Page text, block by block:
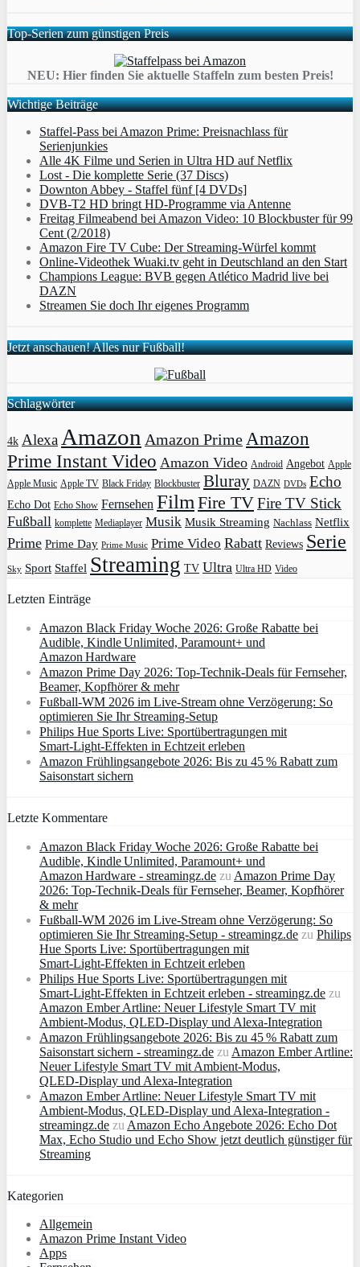
Top-Serien zum günstigen Preis
NEU: Hier finden Sie aktuelle Staffeln zum besten Preis!
Wichtige Beiträge
Staffel-Pass bei Amazon Prime: Preisnachlass für
Serienjunkies
Alle 4K Filme und Serien in Ultra HD auf Netflix
Lost - Die komplette Serie (37 Discs)
Downton Abbey - Staffel fünf [4 DVDs]
DVB-T2 HD bringt HD-Programme via Antenne
Freitag Filmeabend bei Amazon Video: 10 Blockbuster für 99
Cent (2/2018)
Amazon Fire TV Cube: Der Streaming-Würfel kommt
Online-Videothek Wuaki.tv geht in Deutschland an den Start
Champions League: BVB gegen Atlético Madrid live bei
DAZN
Streamen Sie doch Ihr eigenes Programm
Jetzt anschauen! Alles nur Fußball!
Schlagwörter
4k AlexaAmazon Amazon PrimeAmazon
Prime Instant Video Amazon Video Android Angebot Apple
Apple Music Apple TV Black Friday Blockbuster Bluray DAZN DVDs Echo
Echo Dot Echo Show Fernsehen FilmFire TVFire TV Stick
Fußball komplette Mediaplayer Musik Musik Streaming Nachlass Netflix
Prime Prime Day Prime Music Prime Video Rabatt Reviews Serie
Sky Sport Staffel Streaming TV Ultra Ultra HD Video
Letzten Einträge
Amazon Black Friday Woche 2026: Große Rabatte bei
Audible, Kindle Unlimited, Paramount+ und
Amazon Hardware
Amazon Prime Day 2026: Top-Technik-Deals für Fernseher,
Beamer, Kopfhörer & mehr
Fußball-WM 2026 im Live-Stream ohne Verzögerung: So
optimieren Sie Ihr Streaming-Setup
Philips Hue Sports Live: Sportübertragungen mit
Smart‑Light‑Effekten in Echtzeit erleben
Amazon Frühlingsangebote 2026: Bis zu 45 % Rabatt zum
Saisonstart sichern
Letzte Kommentare
Amazon Black Friday Woche 2026: Große Rabatte bei
Audible, Kindle Unlimited, Paramount+ und
Amazon Hardware - streamingz.de zuAmazon Prime Day
2026: Top-Technik-Deals für Fernseher, Beamer, Kopfhörer
& mehr
Fußball-WM 2026 im Live-Stream ohne Verzögerung: So
optimieren Sie Ihr Streaming-Setup - streamingz.de zu Philips
Hue Sports Live: Sportübertragungen mit
Smart‑Light‑Effekten in Echtzeit erleben
Philips Hue Sports Live: Sportübertragungen mit
Smart‑Light‑Effekten in Echtzeit erleben - streamingz.de zu
Amazon Ember Artline: Neuer Lifestyle Smart TV mit
Ambient‑Modus, QLED‑Display und Alexa‑Integration
Amazon Frühlingsangebote 2026: Bis zu 45 % Rabatt zum
Saisonstart sichern - streamingz.de zuAmazon Ember Artline:
Neuer Lifestyle Smart TV mit Ambient‑Modus,
QLED‑Display und Alexa‑Integration
Amazon Ember Artline: Neuer Lifestyle Smart TV mit
Ambient‑Modus, QLED‑Display und Alexa‑Integration -
streamingz.de zuAmazon Echo Angebote 2026: Echo Dot
Max, Echo Studio und Echo Show jetzt deutlich günstiger für
Streaming
Kategorien
Allgemein
Amazon Prime Instant Video
Apps